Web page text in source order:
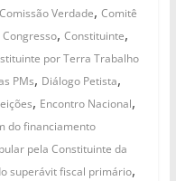
Comissão Verdade, Comitê
Congresso, Constituinte,
por Terra Trabalho
PMs, Diálogo Petista,
, Encontro Nacional,
do financiamento
pela Constituinte da
superávit fiscal primário,